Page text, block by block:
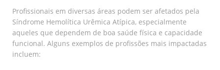
Profissionais em diversas áreas podem ser afetados pela
Síndrome Hemolítica Urêmica Atípica, especialmente
aqueles que dependem de boa saúde física e capacidade
funcional. Alguns exemplos de profissões mais impactadas
incluem: